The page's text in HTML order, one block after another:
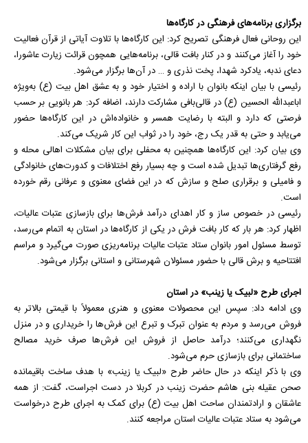
برگزاری برنامه‌های فرهنگی در کارگاه‌ها
این روحانی فعال فرهنگی تصریح کرد: این کارگاه‌ها با تلاوت آیاتی از قرآن فعالیت
خود را آغاز می‌کنند و در کنار بافت قالی، برنامه‌هایی همچون قرائت زیارت عاشورا،
دعای ندبه، یادکرد شهدا، پخت نذری و … در آن‌ها برگزار می‌شود.
رئیسی با بیان اینکه بانوان با اراده و اختیار خود و به عشق اهل بیت (ع) به‌ویژه
اباعبدالله الحسین (ع) در قالی‌بافی مشارکت دارند، اضافه کرد: هر بانویی بر حسب
فرصتی که دارد و البته با رضایت همسر و خانواده‌اش در این کارگاه‌ها حضور
می‌یابد و حتی به قدر یک رج، خود را در ثواب این کار شریک می‌کند.
وی بیان کرد: این کارگاه‌ها همچنین به محفلی برای بیان مشکلات اهالی محله و
رفع گرفتاری‌ها تبدیل شده است و چه بسیار رفع اختلافات و کدورت‌های خانوادگی
و فامیلی و برقراری صلح و سازش که در این فضای معنوی و عرفانی رقم خورده
است.
رئیسی در خصوص ساز و کار اهدای درآمد فرش‌ها برای بازسازی عتبات عالیات،
اظهار کرد: هر بار که کار بافت فرش در یکی از کارگاه‌ها در استان به اتمام می‌رسد،
توسط مسئول امور بانوان ستاد عتبات عالیات برنامه‌ریزی صورت می‌گیرد و مراسم
افتتاحیه و برش قالی با حضور مسئولان شهرستانی و استانی برگزار می‌شود.
اجرای طرح «لبیک یا زینب» در استان
وی ادامه داد: سپس این محصولات معنوی و هنری معمولاً با قیمتی بالاتر به
فروش می‌رسد و مردم به عنوان تبرک و تبرع این فرش‌ها را خریداری و در منزل
نگهداری می‌کنند؛ درآمد حاصل از فروش این فرش‌ها صرف خرید مصالح
ساختمانی برای بازسازی حرم می‌شود.
وی با ذکر اینکه در حال حاضر طرح «لبیک یا زینب» با هدف ساخت باقیمانده
صحن عقیله بنی هاشم حضرت زینب در کربلا در دست اجراست، گفت: از همه
عاشقان و ارادتمندان ساحت اهل بیت (ع) برای کمک به اجرای طرح درخواست
می‌شود به ستاد عتبات عالیات استان مراجعه کنند.